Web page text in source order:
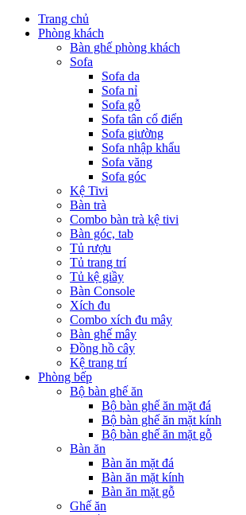
Trang chủ
Phòng khách
Bàn ghế phòng khách
Sofa
Sofa da
Sofa nỉ
Sofa gỗ
Sofa tân cổ điển
Sofa giường
Sofa nhập khẩu
Sofa văng
Sofa góc
Kệ Tivi
Bàn trà
Combo bàn trà kệ tivi
Bàn góc, tab
Tủ rượu
Tủ trang trí
Tủ kệ giầy
Bàn Console
Xích đu
Combo xích đu mây
Bàn ghế mây
Đồng hồ cây
Kệ trang trí
Phòng bếp
Bộ bàn ghế ăn
Bộ bàn ghế ăn mặt đá
Bộ bàn ghế ăn mặt kính
Bộ bàn ghế ăn mặt gỗ
Bàn ăn
Bàn ăn mặt đá
Bàn ăn mặt kính
Bàn ăn mặt gỗ
Ghế ăn